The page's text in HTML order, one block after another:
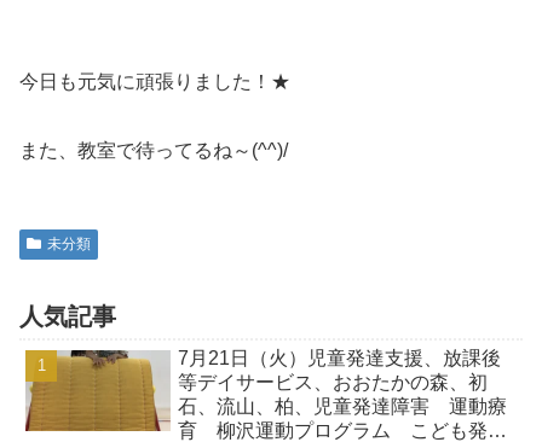
今日も元気に頑張りました！★
また、教室で待ってるね～(^^)/
未分類
人気記事
7月21日（火）児童発達支援、放課後
等デイサービス、おおたかの森、初
石、流山、柏、児童発達障害 運動療
育 柳沢運動プログラム こども発達